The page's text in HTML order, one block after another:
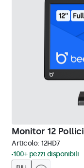
Monitor 12 Pollici
Articolo: 12HD7
100+ pezzi disponibili